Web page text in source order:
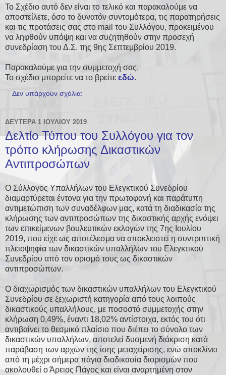
Το Σχέδιο αυτό δεν είναι το τελικό και παρακαλούμε να
αποστείλετε, όσο το δυνατόν συντομότερα, τις παρατηρήσεις
και τις προτάσεις σας στο mail του Συλλόγου, προκειμένου
να ληφθούν υπόψη και να συζητηθούν στην προσεχή
συνεδρίαση του Δ.Σ. της 9ης Σεπτεμβρίου 2019.
Παρακαλούμε για την συμμετοχή σας.
Το σχέδιο μπορείτε να το βρείτε εδώ.
Δεν υπάρχουν σχόλια:
ΔΕΥΤΈΡΑ 1 ΙΟΥΛΊΟΥ 2019
Δελτίο Τύπου του Συλλόγου για τον
τρόπο κλήρωσης Δικαστικών
Αντιπροσώπων
Ο Σύλλογος Υπαλλήλων του Ελεγκτικού Συνεδρίου
διαμαρτύρεται έντονα για την πρωτοφανή και παράτυπη
αντιμετώπιση των συναδέλφων μας, κατά τη διαδικασία της
κλήρωσης των αντιπροσώπων της δικαστικής αρχής ενόψει
των επικείμενων βουλευτικών εκλογών της 7ης Ιουλίου
2019, που είχε ως αποτέλεσμα να αποκλειστεί η συντριπτική
πλειοψηφία των δικαστικών υπαλλήλων του Ελεγκτικού
Συνεδρίου από τον ορισμό τους ως δικαστικών
αντιπροσώπων.
Ο διαχωρισμός των δικαστικών υπαλλήλων του Ελεγκτικού
Συνεδρίου σε ξεχωριστή κατηγορία από τους λοιπούς
δικαστικούς υπαλλήλους, με ποσοστό συμμετοχής στην
κλήρωση 0,49%, έναντι 18,02% αντίστοιχα, εκτός του ότι
αντιβαίνει το θεσμικό πλαίσιο που διέπει το σύνολο των
δικαστικών υπαλλήλων, αποτελεί δυσμενή διάκριση κατά
παράβαση των αρχών της ίσης μεταχείρισης, ενώ αποκλίνει
από τη μέχρι σήμερα πάγια διαδικασία διορισμών που
ακολουθεί ο Άρειος Πάγος και είναι αναρτημένη στον